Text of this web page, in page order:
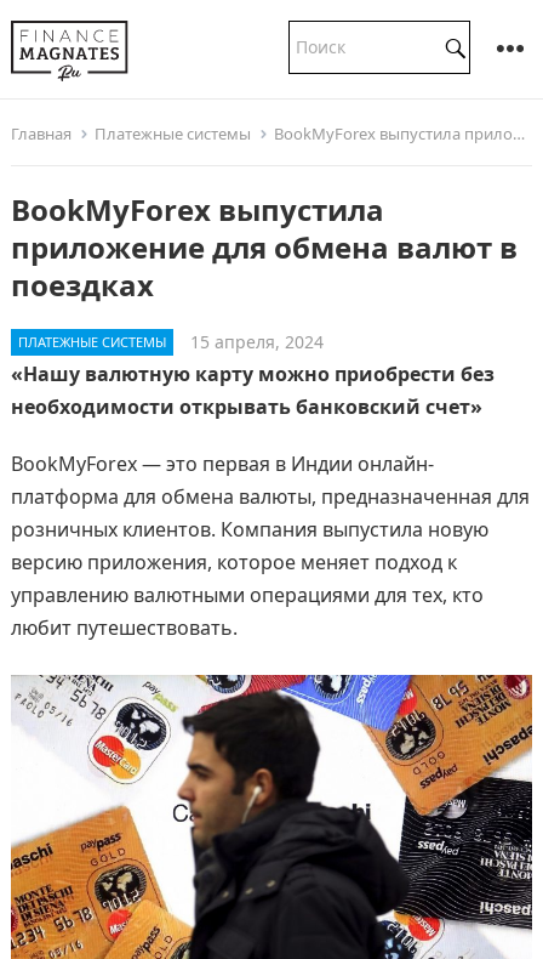
Главная Платежные системы BookMyForex выпустила приложение для обмена валют в поездках
BookMyForex выпустила
приложение для обмена валют в
поездках
ПЛАТЕЖНЫЕ СИСТЕМЫ 15 апреля, 2024
«Нашу валютную карту можно приобрести без
необходимости открывать банковский счет»
BookMyForex — это первая в Индии онлайн-
платформа для обмена валюты, предназначенная для
розничных клиентов. Компания выпустила новую
версию приложения, которое меняет подход к
управлению валютными операциями для тех, кто
любит путешествовать.